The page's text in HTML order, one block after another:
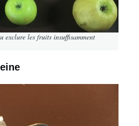
exclure les fruits insuffisamment